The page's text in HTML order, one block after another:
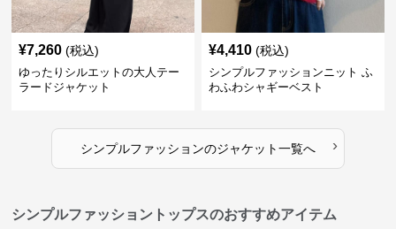
¥7,260 (税込)
ゆったりシルエットの大人テー
ラードジャケット
¥4,410 (税込)
シンプルファッションニット ふ
わふわシャギーベスト
シンプルファッションのジャケット一覧へ ›
シンプルファッショントップスのおすすめアイテム